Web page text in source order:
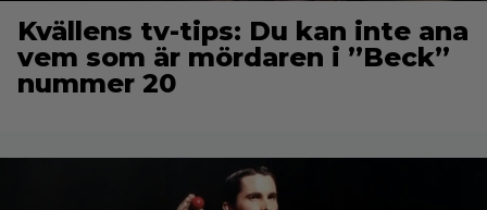
Kvällens tv-tips: Du kan inte ana
vem som är mördaren i ”Beck”
nummer 20